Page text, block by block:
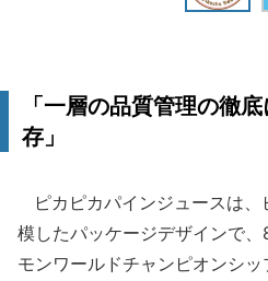
「一層の品質管理の徹
存」
ピカピカパインジュースは、
模したパッケージデザインで
モンワールドチャンピオンシ